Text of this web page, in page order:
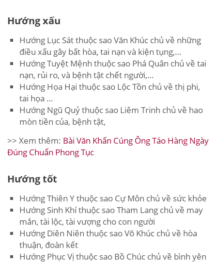
Hướng xấu
Hướng Lục Sát thuộc sao Văn Khúc chủ về những
điều xấu gây bất hòa, tai nạn và kiện tụng,…
Hướng Tuyệt Mệnh thuộc sao Phá Quân chủ về tai
nạn, rủi ro, và bệnh tật chết người,…
Hướng Họa Hại thuộc sao Lộc Tồn chủ về thị phi,
tai họa …
Hướng Ngũ Quỷ thuộc sao Liêm Trinh chủ về hao
mòn tiền của, bệnh tật,
>> Xem thêm: Bài Văn Khấn Cúng Ông Táo Hàng Ngày
Đúng Chuẩn Phong Tục
Hướng tốt
Hướng Thiên Y thuộc sao Cự Môn chủ về sức khỏe
Hướng Sinh Khí thuộc sao Tham Lang chủ về may
mắn, tài lộc, tài vượng cho con người
Hướng Diên Niên thuộc sao Võ Khúc chủ về hòa
thuận, đoàn kết
Hướng Phục Vị thuộc sao Bồ Chúc chủ về bình yên